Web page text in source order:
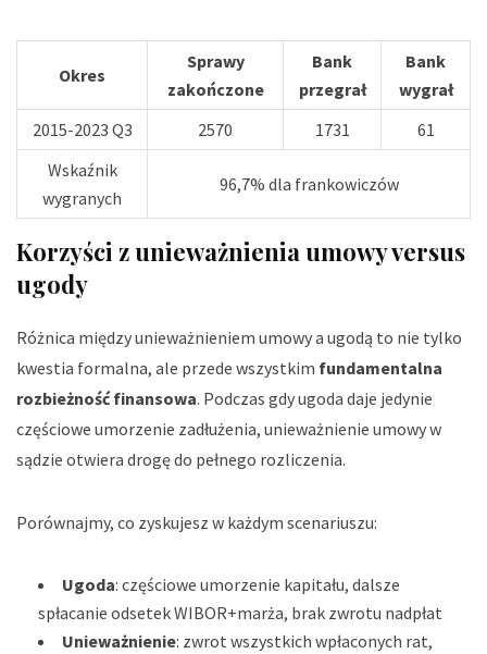
Okres
Sprawy
zakończone
Bank
przegrał
Bank
wygrał
2015-2023 Q3
2570 1731
61
Wskaźnik
wygranych
96,7% dla frankowiczów
Korzyści z unieważnienia umowy versus
ugody
Różnica między unieważnieniem umowy a ugodą to nie tylko
kwestia formalna, ale przede wszystkim fundamentalna
rozbieżność finansowa. Podczas gdy ugoda daje jedynie
częściowe umorzenie zadłużenia, unieważnienie umowy w
sądzie otwiera drogę do pełnego rozliczenia.
Porównajmy, co zyskujesz w każdym scenariuszu:
Ugoda: częściowe umorzenie kapitału, dalsze
spłacanie odsetek WIBOR+marża, brak zwrotu nadpłat
Unieważnienie: zwrot wszystkich wpłaconych rat,